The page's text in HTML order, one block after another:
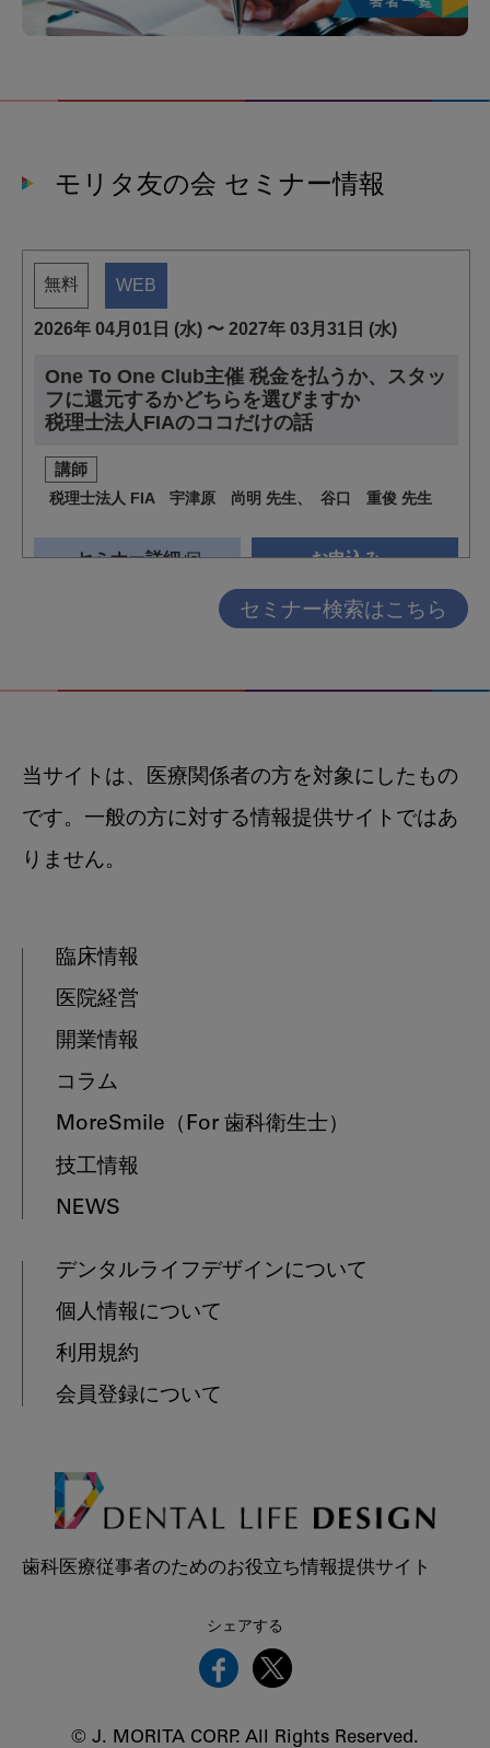
モリタ友の会 セミナー情報
セミナー検索はこちら
当サイトは、医療関係者の方を対象にしたもの
です。一般の方に対する情報提供サイトではあ
りません。
臨床情報
医院経営
開業情報
コラム
MoreSmile （For 歯科衛生士）
技工情報
NEWS
デンタルライフデザインについて
個人情報について
利用規約
会員登録について
歯科医療従事者のためのお役立ち情報提供サイト
シェアする
© J. MORITA CORP. All Rights Reserved.